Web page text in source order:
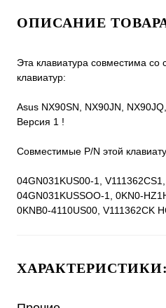
ОПИСАНИЕ
Эта клавиатура совместима
клавиатур:
Asus NX90SN, NX90JN,
Версия 1 !
Совместимые P/N этой
04GN031KUS00-1,
04GN031KUSSOO-1, 0KN0-
0KNB0-4110US00, V111362CK
ХАРАКТЕРИСТИКИ: